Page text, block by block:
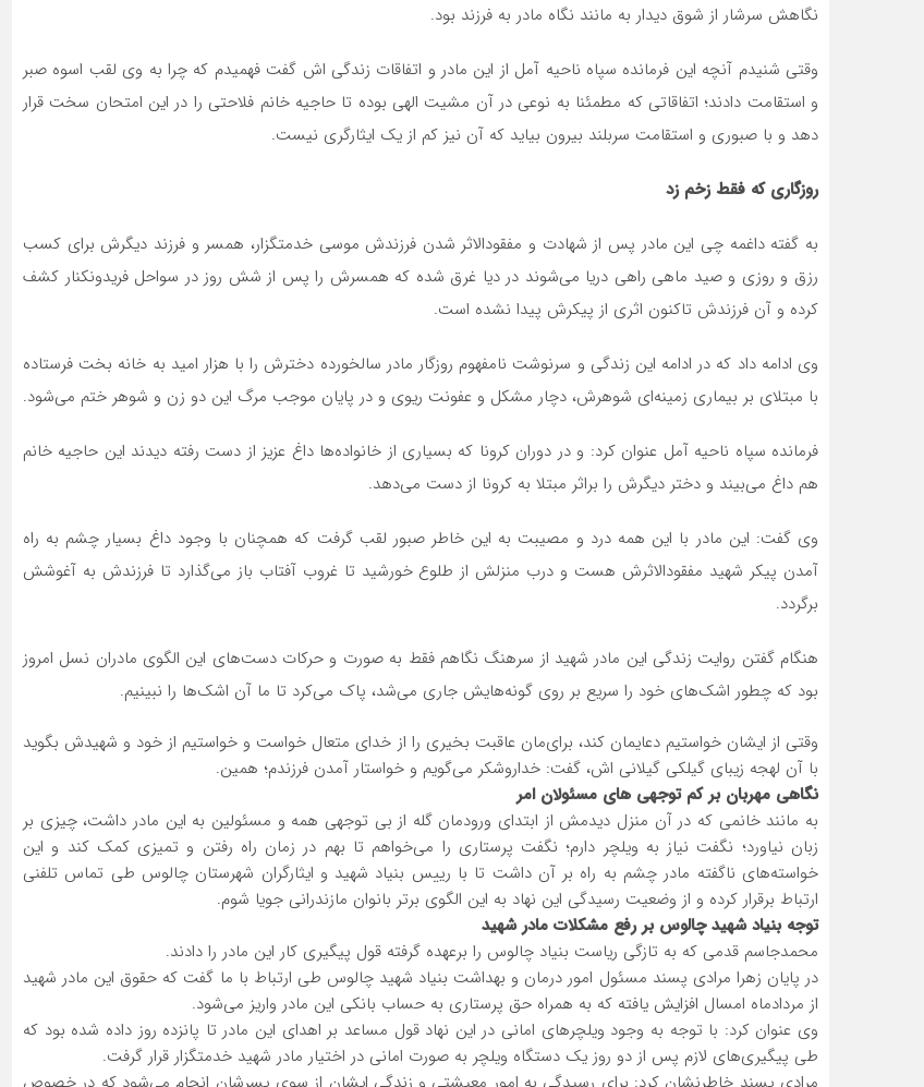
نگاهش سرشار از شوق دیدار به مانند نگاه مادر به فرزند بود.
وقتی شنیدم آنچه این فرمانده سپاه ناحیه آمل از این مادر و اتفاقات زندگی اش گفت فهمیدم که چرا به وی لقب اسوه صبر
و استقامت دادند؛ اتفاقاتی که مطمئنا به نوعی در آن مشیت الهی بوده تا حاجیه خانم فلاحتی را در این امتحان سخت قرار
دهد و با صبوری و استقامت سربلند بیرون بیاید که آن نیز کم از یک ایثارگری نیست.
روزگاری که فقط زخم زد
به گفته داغمه چی این مادر پس از شهادت و مفقودالاثر شدن فرزندش موسی خدمتگزار، همسر و فرزند دیگرش برای کسب
رزق و روزی و صید ماهی راهی دریا می‌شوند در دیا غرق شده که همسرش را پس از شش روز در سواحل فریدونکنار کشف
کرده و آن فرزندش تاکنون اثری از پیکرش پیدا نشده است.
وی ادامه داد که در ادامه این زندگی و سرنوشت نامفهوم روزگار مادر سالخورده دخترش را با هزار امید به خانه بخت فرستاده
با مبتلای بر بیماری زمینه‌ای شوهرش، دچار مشکل و عفونت ریوی و در پایان موجب مرگ این دو زن و شوهر ختم می‌شود.
فرمانده سپاه ناحیه آمل عنوان کرد: و در دوران کرونا که بسیاری از خانواده‌ها داغ عزیز از دست رفته دیدند این حاجیه خانم
هم داغ می‌بیند و دختر دیگرش را براثر مبتلا به کرونا از دست می‌دهد.
وی گفت: این مادر با این همه درد و مصیبت به این خاطر صبور لقب گرفت که همچنان با وجود داغ بسیار چشم به راه
آمدن پیکر شهید مفقودالاثرش هست و درب منزلش از طلوع خورشید تا غروب آفتاب باز می‌گذارد تا فرزندش به آغوشش
برگردد.
هنگام گفتن روایت زندگی این مادر شهید از سرهنگ نگاهم فقط به صورت و حرکات دست‌های این الگوی مادران نسل امروز
بود که چطور اشک‌های خود را سریع بر روی گونه‌هایش جاری می‌شد، پاک می‌کرد تا ما آن اشک‌ها را نبینیم.
وقتی از ایشان خواستیم دعایمان کند، برای‌مان عاقبت بخیری را از خدای متعال خواست و خواستیم از خود و شهیدش بگوید
با آن لهجه زیبای گیلکی گیلانی اش، گفت: خداروشکر می‌گویم و خواستار آمدن فرزندم؛ همین.
نگاهی مهربان بر کم توجهی های مسئولان امر
به مانند خانمی که در آن منزل دیدمش از ابتدای ورودمان گله از بی توجهی همه و مسئولین به این مادر داشت، چیزی بر
زبان نیاورد؛ نگفت نیاز به ویلچر دارم؛ نگفت پرستاری را می‌خواهم تا بهم در زمان راه رفتن و تمیزی کمک کند و این
خواسته‌های ناگفته مادر چشم به راه بر آن داشت تا با رییس بنیاد شهید و ایثارگران شهرستان چالوس طی تماس تلفنی
ارتباط برقرار کرده و از وضعیت رسیدگی این نهاد به این الگوی برتر بانوان مازندرانی جویا شوم.
توجه بنیاد شهید چالوس بر رفع مشکلات مادر شهید
محمدجاسم قدمی که به تازگی ریاست بنیاد چالوس را برعهده گرفته قول پیگیری کار این مادر را دادند.
در پایان زهرا مرادی پسند مسئول امور درمان و بهداشت بنیاد شهید چالوس طی ارتباط با ما گفت که حقوق این مادر شهید
از مردادماه امسال افزایش يافته که به همراه حق پرستاری به حساب بانکی این مادر واریز می‌شود.
وی عنوان کرد: با توجه به وجود ویلچرهای امانی در این نهاد قول مساعد بر اهدای این مادر تا پانزده روز داده شده بود که
طی پیگیری‌های لازم پس از دو روز یک دستگاه ویلچر به صورت امانی در اختیار مادر شهید خدمتگزار قرار گرفت.